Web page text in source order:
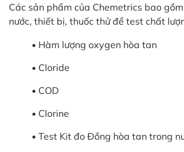
Các sản phẩm của Chemetrics bao
nước, thiết bị, thuốc thử để test chất
Hàm lượng oxygen hòa tan
Cloride
COD
Clorine
Test Kit đo Đồng hòa tan trong